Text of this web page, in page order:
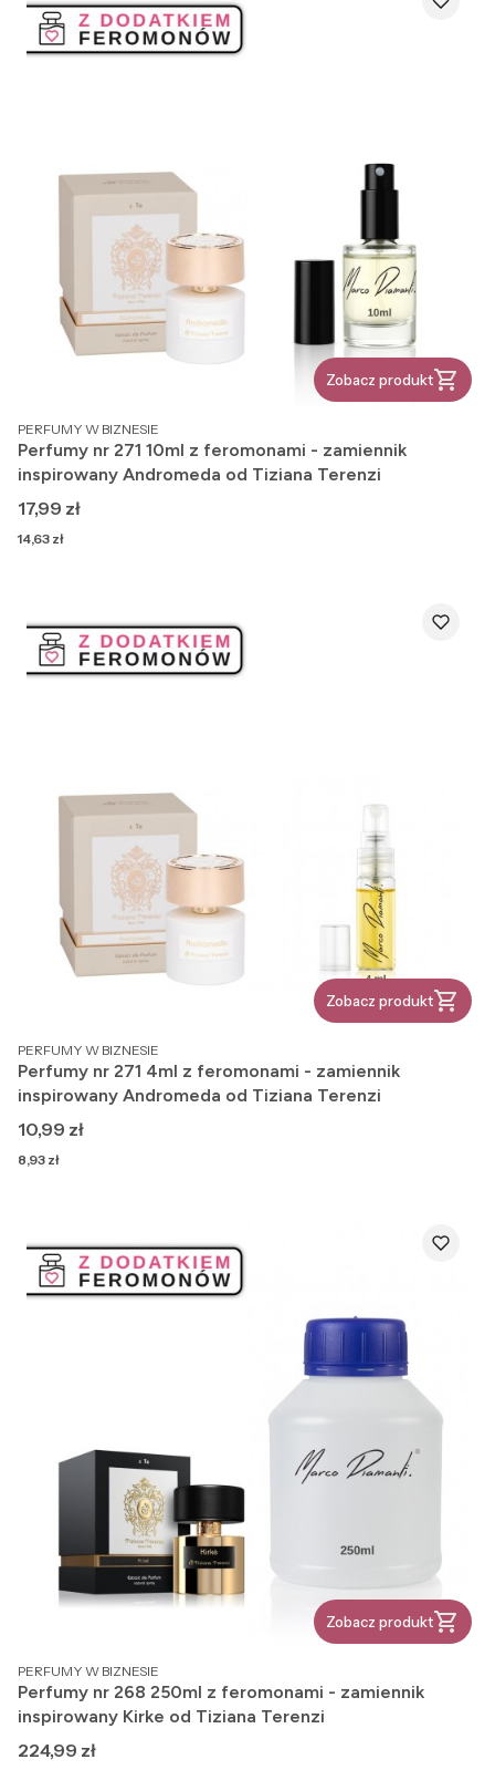
Zobacz produkt
PRODUCENT
PERFUMY W BIZNESIE
Perfumy nr 271 10ml z feromonami - zamiennik
inspirowany Andromeda od Tiziana Terenzi
Cena
17,99 zł
Cena
14,63 zł
Zobacz produkt
PRODUCENT
PERFUMY W BIZNESIE
Perfumy nr 271 4ml z feromonami - zamiennik
inspirowany Andromeda od Tiziana Terenzi
Cena
10,99 zł
Cena
8,93 zł
Zobacz produkt
PRODUCENT
PERFUMY W BIZNESIE
Perfumy nr 268 250ml z feromonami - zamiennik
inspirowany Kirke od Tiziana Terenzi
Cena
224,99 zł